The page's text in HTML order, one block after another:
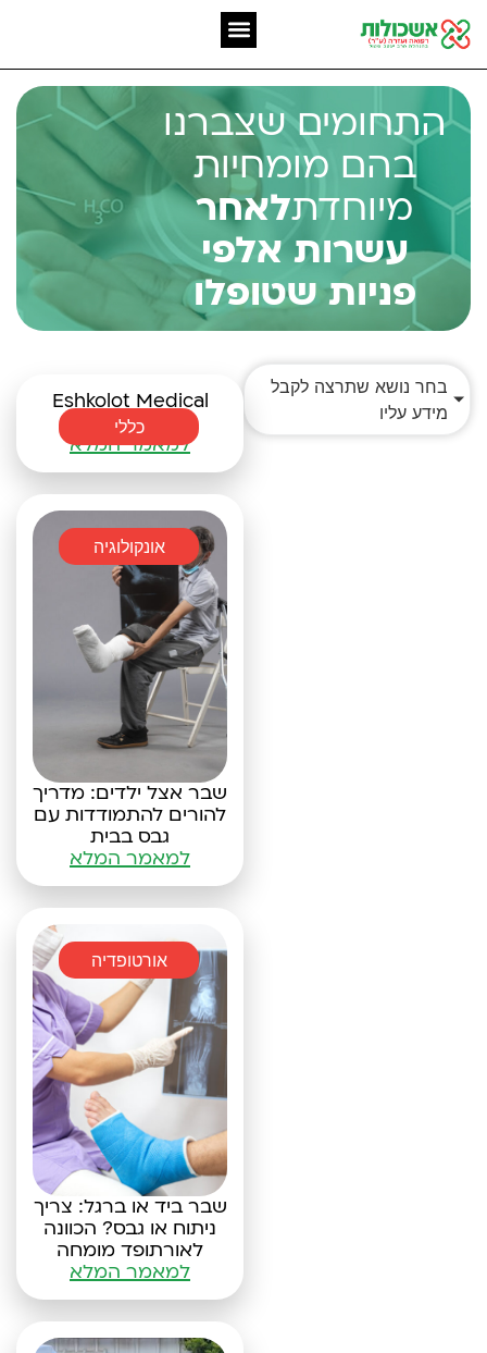
התחומים שצברנו
בהם מומחיות
מיוחדתלאחר
עשרות אלפי
פניות שטופלו
בחר נושא שתרצה לקבל
מידע עליו
כללי
Eshkolot Medical
Assistance
למאמר המלא
אונקולוגיה
שבר אצל ילדים: מדריך
להורים להתמודדות עם
גבס בבית
למאמר המלא
אורטופדיה
שבר ביד או ברגל: צריך
ניתוח או גבס? הכוונה
לאורתופד מומחה
למאמר המלא